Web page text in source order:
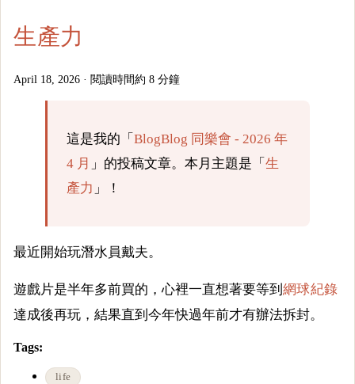
生產力
April 18, 2026 · 閱讀時間約 8 分鐘
這是我的「 BlogBlog 同樂會 - 2026 年
4 月 」的投稿文章。本月主題是「 生
產力 」！
最近開始玩潛水員戴夫。
遊戲片是半年多前買的，心裡一直想著要等到 網球紀錄
達成後再玩，結果直到今年快過年前才有辦法拆封。
Tags:
life